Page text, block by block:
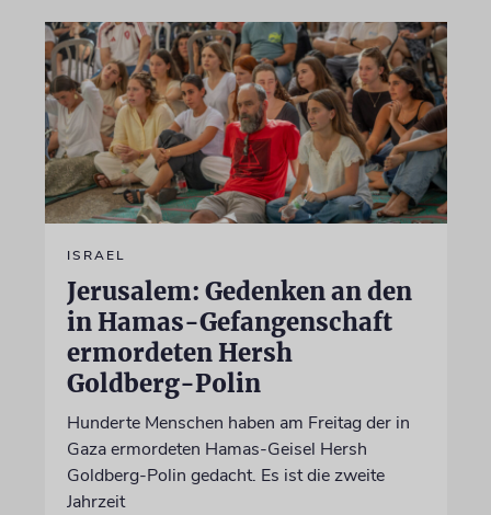
ISRAEL
Jerusalem: Gedenken an den
in Hamas-Gefangenschaft
ermordeten Hersh
Goldberg-Polin
Hunderte Menschen haben am Freitag der in
Gaza ermordeten Hamas-Geisel Hersh
Goldberg-Polin gedacht. Es ist die zweite
Jahrzeit